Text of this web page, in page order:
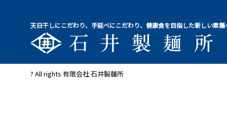
天日干しにこだわり、手延べにこだわり、健康食を目指した新しい素麺
? All rights 有限会社 石井製麺所